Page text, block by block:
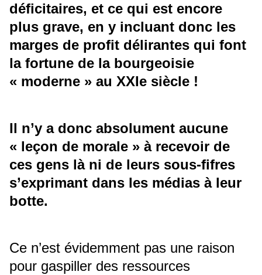
déficitaires, et ce qui est encore
plus grave, en y incluant donc les
marges de profit délirantes qui font
la fortune de la bourgeoisie
« moderne » au XXIe siècle !
Il n’y a donc absolument aucune
« leçon de morale » à recevoir de
ces gens là ni de leurs sous-fifres
s’exprimant dans les médias à leur
botte.
Ce n’est évidemment pas une raison
pour gaspiller des ressources